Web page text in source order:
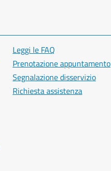
Leggi le FAQ
Prenotazione appuntamento
Segnalazione disservizio
Richiesta assistenza